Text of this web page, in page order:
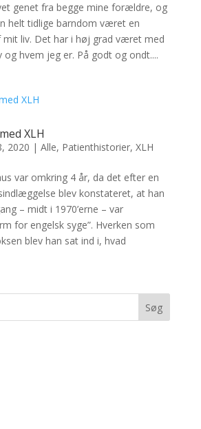
genet fra begge mine forældre, og
helt tidlige barndom været en
liv. Det har i høj grad været med
hvem jeg er. På godt og ondt....
XLH
2020 | Alle, Patienthistorier, XLH
var omkring 4 år, da det efter en
blev konstateret, at han
– midt i 1970’erne – var
for engelsk syge”. Hverken som
blev han sat ind i, hvad